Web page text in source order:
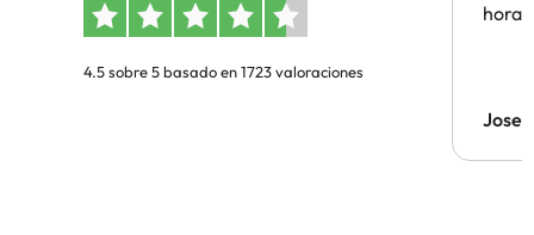
4.5 sobre 5 basado en 1723 valoraciones
hora
Jose